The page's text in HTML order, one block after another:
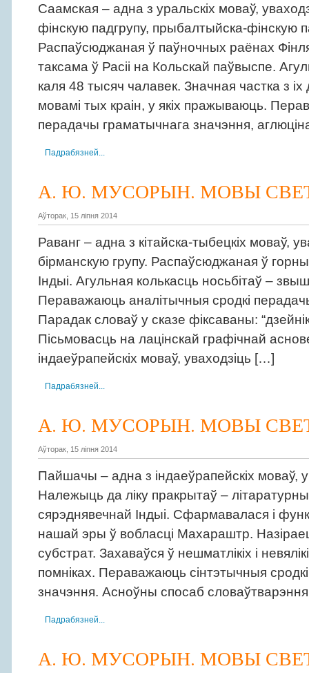
Саамская – адна з уральскіх моваў,
фінскую падгрупу, прыбалтыйска-фінскую
Распаўсюджаная ў паўночных раёнах
таксама ў Расіі на Кольскай паўвыспе.
каля 48 тысяч чалавек. Значная частка з
мовамі тых краін, у якіх пражываюць.
перадачы граматычнага значэння,
Падрабязней...
А. Ю. МУСОРЫН. МОВЫ
Аўторак, 15 ліпня 2014
Раванг – адна з кітайска-тыбецкіх моваў,
бірманскую групу. Распаўсюджаная ў
Індыі. Агульная колькасць носьбітаў –
Пераважаюць аналітычныя сродкі
Парадак словаў у сказе фіксаваны:
Пісьмовасць на лацінскай графічнай
індаеўрапейскіх моваў, уваходзіць […]
Падрабязней...
А. Ю. МУСОРЫН. МОВЫ
Аўторак, 15 ліпня 2014
Пайшачы – адна з індаеўрапейскіх моваў,
Належыць да ліку пракрытаў –
сярэднявечнай Індыі. Сфармавалася і
нашай эры ў вобласці Махараштр.
субстрат. Захаваўся ў нешматлікіх і
помніках. Пераважаюць сінтэтычныя
значэння. Асноўны спосаб
Падрабязней...
А. Ю. МУСОРЫН. МОВЫ